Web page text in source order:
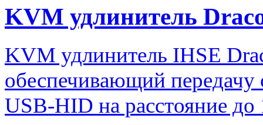
KVM удлинитель
KVM удлинитель IHSE
обеспечивающий передачу
USB-HID на расстояние до